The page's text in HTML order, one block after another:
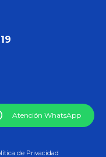
Atención WhatsApp
de Privacidad